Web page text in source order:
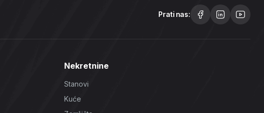
Prati nas:
Nekretnine
Stanovi
Kuće